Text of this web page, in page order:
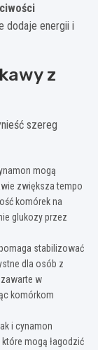
dodaje energii i
z
szereg
mogą
zwiększa tempo
komórek na
glukozy przez
stabilizować
dla osób z
w
komórkom
i cynamon
mogą łagodzić